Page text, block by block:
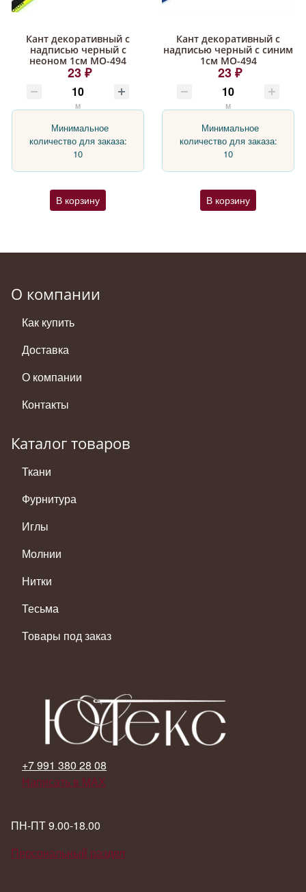
Кант декоративный с
надписью черный с
неоном 1см МО-494
23 ₽
м
Минимальное
количество для заказа:
10
В корзину
Кант декоративный с
надписью черный с синим
1см МО-494
23 ₽
м
Минимальное
количество для заказа:
10
В корзину
О компании
Как купить
Доставка
О компании
Контакты
Каталог товаров
Ткани
Фурнитура
Иглы
Молнии
Нитки
Тесьма
Товары под заказ
+7 991 380 28 08
Написать в MAX
ПН-ПТ 9.00-18.00
Персональный раздел